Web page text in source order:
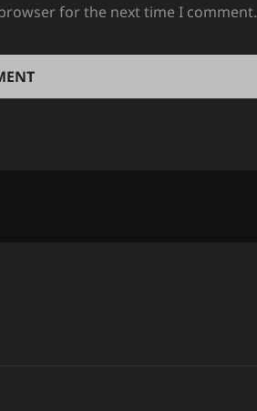
for the next time I comment.